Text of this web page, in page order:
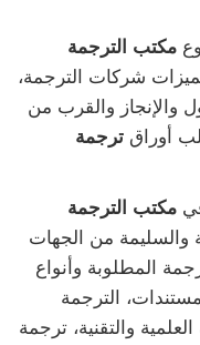
مكتب الترجمة
شركات الترجمة،
والإنجاز والقرب من
أوراق ترجمة
مكتب الترجمة
والسليمة من الجهات
المطلوبة وأنواع
الترجمة
العلمية والتقنية، ترجمة